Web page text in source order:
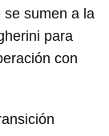
has de
se sumen a la
para
con